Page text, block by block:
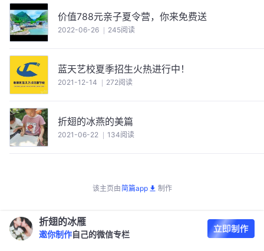
价值788元亲子夏令营，你来免费送
2022-06-26 245阅读
蓝天艺校夏季招生火热进行中！
2021-12-14 272阅读
折翅的冰燕的美篇
2021-06-22 134阅读
该主页由简篇app 制作
折翅的冰雁
邀你制作 自己的微信专栏